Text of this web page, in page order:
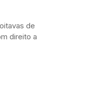
de
direito a